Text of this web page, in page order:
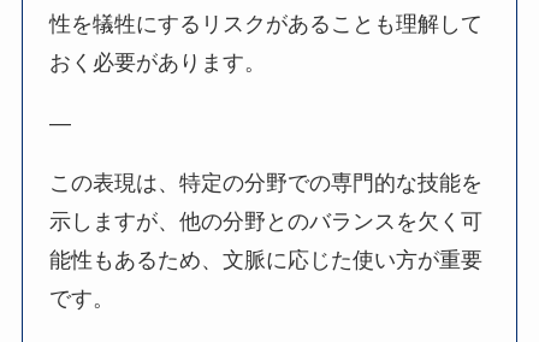
性を犠牲にするリスクがあることも理解して
おく必要があります。
—
この表現は、特定の分野での専門的な技能を
示しますが、他の分野とのバランスを欠く可
能性もあるため、文脈に応じた使い方が重要
です。